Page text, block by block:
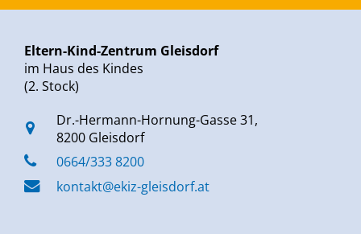
Eltern-Kind-Zentrum Gleisdorf
im Haus des Kindes
(2. Stock)
Dr.-Hermann-Hornung-Gasse 31,
8200 Gleisdorf
0664/333 8200
kontakt@ekiz-gleisdorf.at